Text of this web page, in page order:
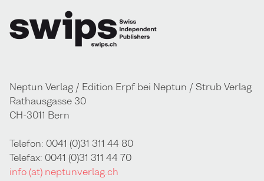
Neptun Verlag / Edition Erpf bei Neptun / Strub Verlag
Rathausgasse 30
CH-3011 Bern
Telefon: 0041 (0)31 311 44 80
Telefax: 0041 (0)31 311 44 70
info (at) neptunverlag.ch